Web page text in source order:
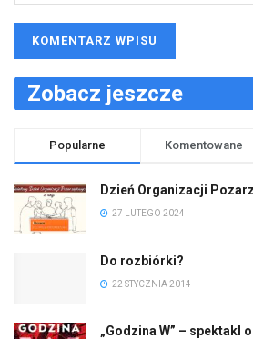
Zobacz jeszcze
Popularne Komentowane
Dzień Organizacji
27 LUTEGO 2024
Do rozbiórki?
22 STYCZNIA 2014
„Godzina W” – spektakl